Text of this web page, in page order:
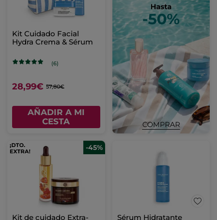
Kit Cuidado Facial
Hydra Crema & Sérum
(6)
28,99€ 57,80€
AÑADIR A MI
CESTA
-45%
Kit de cuidado Extra- Sérum Hidratante